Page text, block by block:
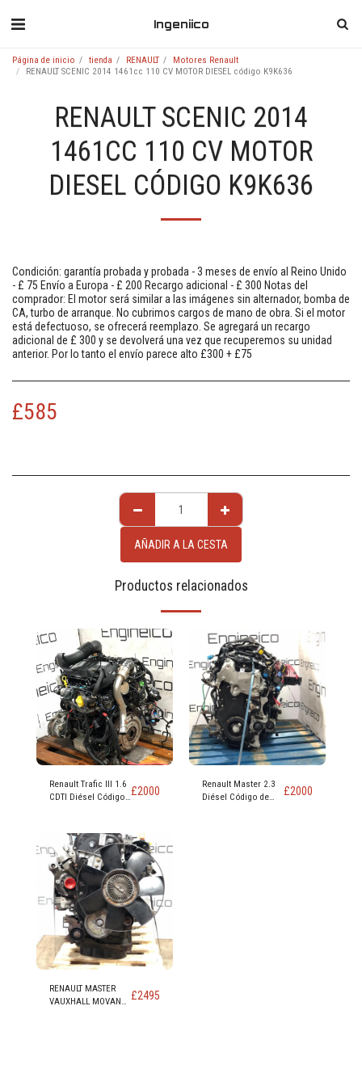
Ingeniico
Página de inicio tienda RENAULT
Motores Renault
RENAULT SCENIC 2014 1461cc 110 CV MOTOR DIESEL código K9K636
RENAULT SCENIC 2014
1461CC 110 CV MOTOR
DIESEL CÓDIGO K9K636
Condición: garantía probada y probada - 3 meses de envío al Reino Unido
- £ 75 Envío a Europa - £ 200 Recargo adicional - £ 300 Notas del
comprador: El motor será similar a las imágenes sin alternador, bomba de
CA, turbo de arranque. No cubrimos cargos de mano de obra. Si el motor
está defectuoso, se ofrecerá reemplazo. Se agregará un recargo
adicional de £ 300 y se devolverá una vez que recuperemos su unidad
anterior. Por lo tanto el envío parece alto £300 + £75
£585
AÑADIR A LA CESTA
Productos relacionados
Renault Trafic III 1.6
CDTI Diésel Código
£2000
Renault Master 2.3
Diésel Código de
£2000
RENAULT MASTER
VAUXHALL MOVANO £2495